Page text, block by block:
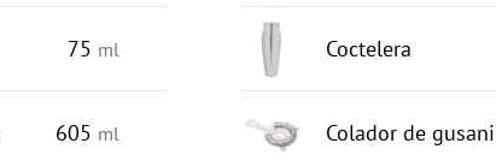
75 ml
605 ml
Coctelera
Colador de